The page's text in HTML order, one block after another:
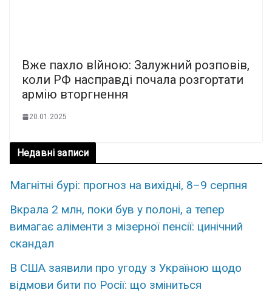
Вже пахло вlйною: Залужний розповів,
коли РФ насправді почала розгортати
армію вторгнення
20.01.2025
Недавні записи
Магнітні бурі: прогноз на вихідні, 8–9 серпня
Вкрала 2 млн, поки був у полоні, а тепер
вимагає аліменти з мізерної пенсії: цинічний
скандал
В США заявили про угоду з Україною щодо
відмови бити по Росії: що зміниться